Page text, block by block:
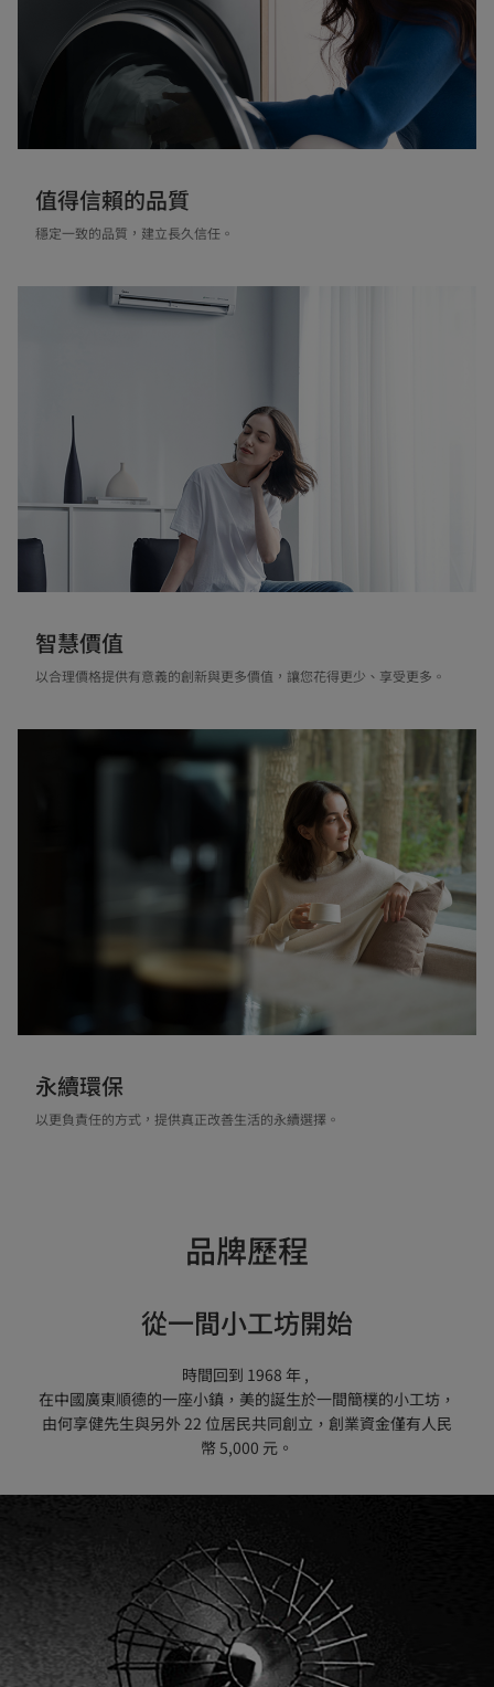
值得信賴的品質
穩定一致的品質，建立長久信任。
智慧價值
以合理價格提供有意義的創新與更多價值，讓您花得更少、享受更多。
永續環保
以更負責任的方式，提供真正改善生活的永續選擇。
品牌歷程
從一間小工坊開始
時間回到 1968 年 ,
在中國廣東順德的一座小鎮，美的誕生於一間簡樸的小工坊，
由何享健先生與另外 22 位居民共同創立，創業資金僅有人民
幣 5,000 元。